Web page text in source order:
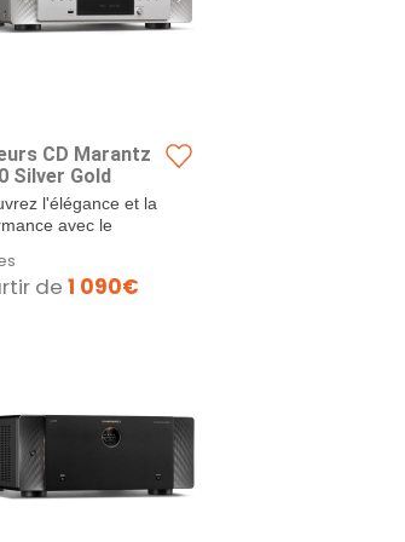
CD Marantz
Silver Gold
l'élégance et la
avec le
Le Lecteur CD
CD 60...
de 1 090€